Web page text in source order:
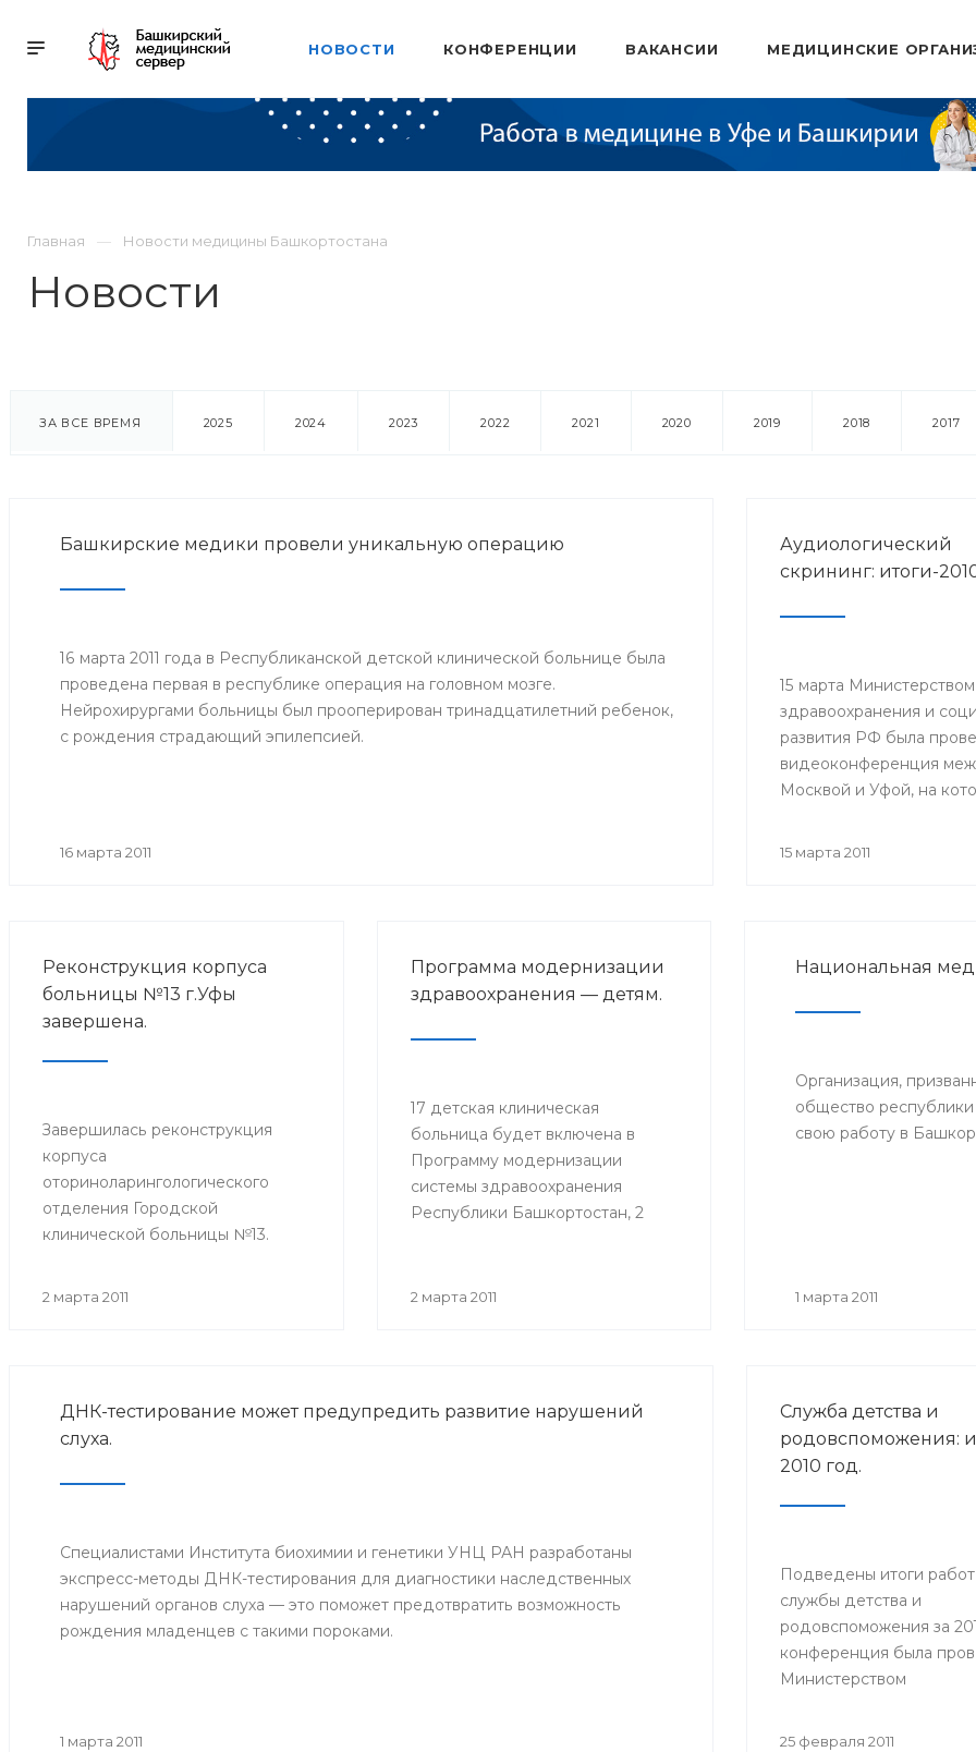
НОВОСТИ КОНФЕРЕНЦИИ ВАКАНСИИ МЕДИЦИНСКИЕ
Главная Новости медицины Башкортостана
Новости
ЗА ВСЕ ВРЕМЯ 2025 2024 2023 2022 2021 2020 2019 2018 2017
Башкирские медики провели уникальную операцию
16 марта 2011 года в Республиканской детской клинической больнице была
проведена первая в республике операция на головном мозге.
Нейрохирургами больницы был прооперирован тринадцатилетний ребенок,
с рождения страдающий эпилепсией.
16 марта 2011
Аудиологический
скрининг: итоги-
15 марта Министерством
здравоохранения и
развития РФ была
видеоконференция
Москвой и Уфой, на
15 марта 2011
Реконструкция корпуса
больницы №13 г.Уфы
завершена.
Завершилась реконструкция
корпуса
оториноларингологического
отделения Городской
клинической больницы №13.
2 марта 2011
Программа модернизации
здравоохранения — детям.
17 детская клиническая
больница будет включена в
Программу модернизации
системы здравоохранения
Республики Башкортостан, 2
представители городской
2 марта 2011
Национальная
Организация,
общество
свою работу в
1 марта 2011
ДНК-тестирование может предупредить развитие нарушений
слуха.
Специалистами Института биохимии и генетики УНЦ РАН разработаны
экспресс-методы ДНК-тестирования для диагностики наследственных
нарушений органов слуха — это поможет предотвратить возможность
рождения младенцев с такими пороками.
1 марта 2011
Служба детства и
родовспоможения:
2010 год.
Подведены итоги
службы детства и
родовспоможения за
конференция была
Министерством
Башкортостан 25
25 февраля 2011